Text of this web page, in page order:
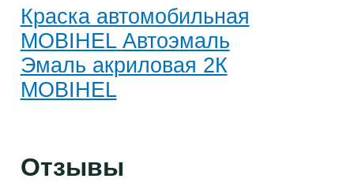
Краска автомобильная
MOBIHEL Автоэмаль
Эмаль акриловая 2К
MOBIHEL
Отзывы